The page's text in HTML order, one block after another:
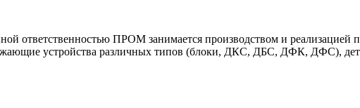
ответственностью ПРОМ занимается производством и реализацией
устройства различных типов (блоки, ДКС, ДБС, ДФК, ДФС),